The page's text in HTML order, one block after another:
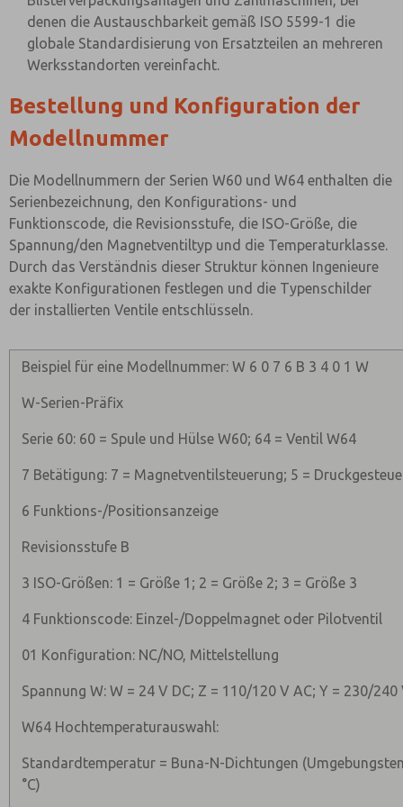
denen die Austauschbarkeit gemäß ISO 5599-1 die
globale Standardisierung von Ersatzteilen an mehreren
Werksstandorten vereinfacht.
Bestellung und Konfiguration der
Modellnummer
Die Modellnummern der Serien W60 und W64 enthalten die
Serienbezeichnung, den Konfigurations- und
Funktionscode, die Revisionsstufe, die ISO-Größe, die
Spannung/den Magnetventiltyp und die Temperaturklasse.
Durch das Verständnis dieser Struktur können Ingenieure
exakte Konfigurationen festlegen und die Typenschilder
der installierten Ventile entschlüsseln.
Beispiel für eine Modellnummer: W 6 0 7 6 B 3 4 0 1 W
W-Serien-Präfix
Serie 60: 60 = Spule und Hülse W60; 64 = Ventil W64
7 Betätigung: 7 = Magnetventilsteuerung; 5 =
6 Funktions-/Positionsanzeige
Revisionsstufe B
3 ISO-Größen: 1 = Größe 1; 2 = Größe 2; 3 = Größe 3
4 Funktionscode: Einzel-/Doppelmagnet oder Pilotventil
01 Konfiguration: NC/NO, Mittelstellung
Spannung W: W = 24 V DC; Z = 110/120 V AC; Y = 230/240
W64 Hochtemperaturauswahl:
Standardtemperatur = Buna-N-Dichtungen
°C)